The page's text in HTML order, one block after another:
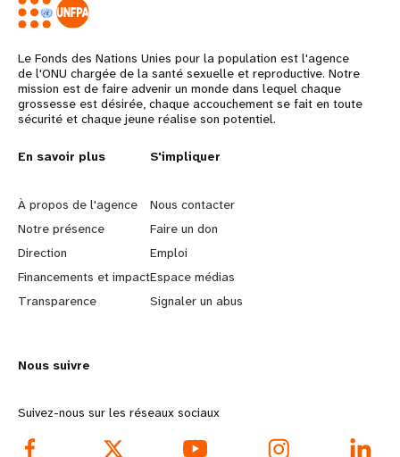
Le Fonds des Nations Unies pour la population est l'agence
de l'ONU chargée de la santé sexuelle et reproductive. Notre
mission est de faire advenir un monde dans lequel chaque
grossesse est désirée, chaque accouchement se fait en toute
sécurité et chaque jeune réalise son potentiel.
L
e
a
r
n
o
r
En savoir plus
À propos de l'agence
Notre présence
Direction
Financements et impact
Transparence
G
o
b
e
y
d
S'impliquer
Nous contacter
Faire un don
Emploi
Espace médias
Signaler un abus
Nous suivre
Suivez-nous sur les réseaux sociaux